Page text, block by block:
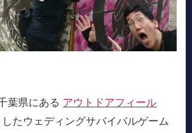
葉県にある アウトドアフィール
たウェディングサバイバルゲーム